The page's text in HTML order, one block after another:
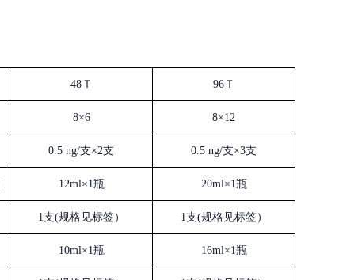
48Ｔ 96Ｔ
8×6 8×12
0.5 ng/支×2支 0.5 ng/支×3支
12ml×1瓶 20ml×1瓶
1支(规格见标签） 1支(规格见标签）
10ml×1瓶 16ml×1瓶